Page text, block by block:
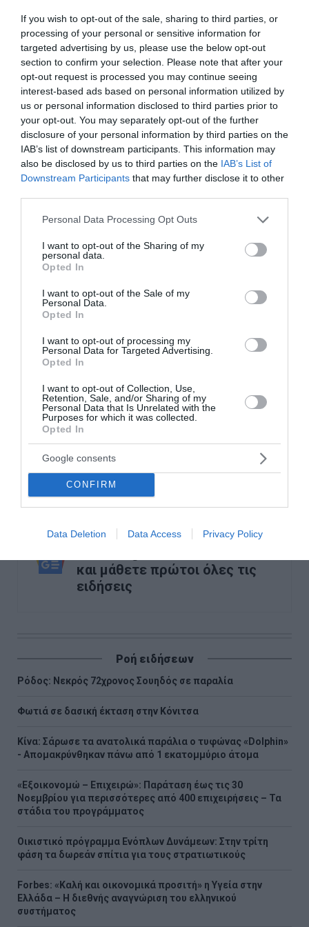
If you wish to opt-out of the sale, sharing to third parties, or
processing of your personal or sensitive information for
targeted advertising by us, please use the below opt-out
section to confirm your selection. Please note that after your
opt-out request is processed you may continue seeing
interest-based ads based on personal information utilized by
us or personal information disclosed to third parties prior to
your opt-out. You may separately opt-out of the further
disclosure of your personal information by third parties on the
IAB’s list of downstream participants. This information may
also be disclosed by us to third parties on the IAB’s List of
Downstream Participants that may further disclose it to other
Please note that this website/app uses one or more Google
not limited to your visit or usage behaviour. You may click to
grant or deny consent to Google and its third-party tags to
use your data for below specified purposes in below Google
consent section.
Personal Data Processing Opt Outs
I want to opt-out of the Sharing of my
personal data.
Opted In
I want to opt-out of the Sale of my
Personal Data.
Opted In
I want to opt-out of processing my
Personal Data for Targeted Advertising.
Opted In
I want to opt-out of Collection, Use,
Retention, Sale, and/or Sharing of my
Personal Data that Is Unrelated with the
Purposes for which it was collected.
Opted In
Google consents
CONFIRM
Data Deletion Data Access Privacy Policy
προϊόντος συνδέεται με την επιτυχία στις
εξετάσεις.
Το ΣΕΕ και o ΕΦΕΧ απευθύνουν κοινή έκκληση προς
όλους τους διαφημιζόμενους να επιδείξουν
αυξημένη υπευθυνότητα κατά τη διάρκεια των
Πανελληνίων. Η προστασία των μαθητών και των
οικογενειών τους από παραπλανητικά ή πιεστικά
μηνύματα αποτελεί προτεραιότητα και βασική
προϋπόθεση για τη διατήρηση της αξιοπιστίας
της αγοράς.
μόνο νομική υποχρέωση, αλλά και ουσιαστική
ένδειξη κοινωνικής ευθύνης. Η παρακολούθηση
της διαφημιστικής δραστηριότητας θα συνεχιστεί
με στόχο την άμεση αντιμετώπιση πιθανών
παραβάσεων και τη διασφάλιση ποιοτικής και
αξιόπιστης επικοινωνίας».
Τραυματίστηκε ένας άνδρας της ΔΙΑΣ
Τεχνητή Νοημοσύνη στα σχολεία - Αυστηρές
δικλείδες προστασίας για τους μαθητές
Μερτς σε Μητσοτάκη: «Συγχαρητήρια στον
ελληνικό λαό – Η Ελλάδα στέκεται πλέον στις
δικές της δυνάμεις»
Ακολουθήστε το Lykavitos.gr
και μάθετε πρώτοι όλες τις
ειδήσεις
Ροή ειδήσεων
Ρόδος: Νεκρός 72χρονος Σουηδός σε παραλία
Φωτιά σε δασική έκταση στην Κόνιτσα
Κίνα: Σάρωσε τα ανατολικά παράλια ο τυφώνας «Dolphin»
- Απομακρύνθηκαν πάνω από 1 εκατομμύριο άτομα
«Εξοικονομώ – Επιχειρώ»: Παράταση έως τις 30
Νοεμβρίου για περισσότερες από 400 επιχειρήσεις – Τα
στάδια του προγράμματος
Οικιστικό πρόγραμμα Ενόπλων Δυνάμεων: Στην τρίτη
φάση τα δωρεάν σπίτια για τους στρατιωτικούς
Forbes: «Καλή και οικονομικά προσιτή» η Υγεία στην
Ελλάδα – Η διεθνής αναγνώριση του ελληνικού
συστήματος